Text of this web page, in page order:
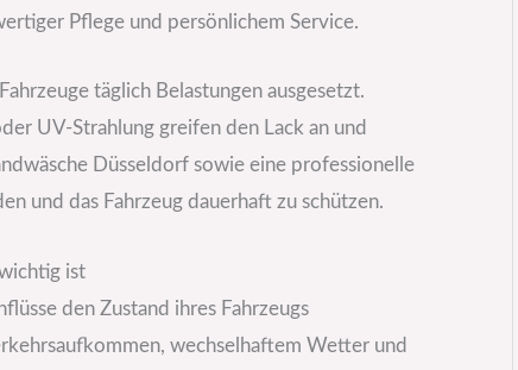
Pflege und persönlichem Service.
täglich Belastungen ausgesetzt.
UV-Strahlung greifen den Lack an und
Düsseldorf sowie eine professionelle
und das Fahrzeug dauerhaft zu schützen.
ist
den Zustand ihres Fahrzeugs
wechselhaftem Wetter und